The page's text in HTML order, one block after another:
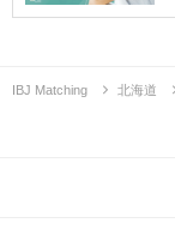
IBJ Matching 北海道